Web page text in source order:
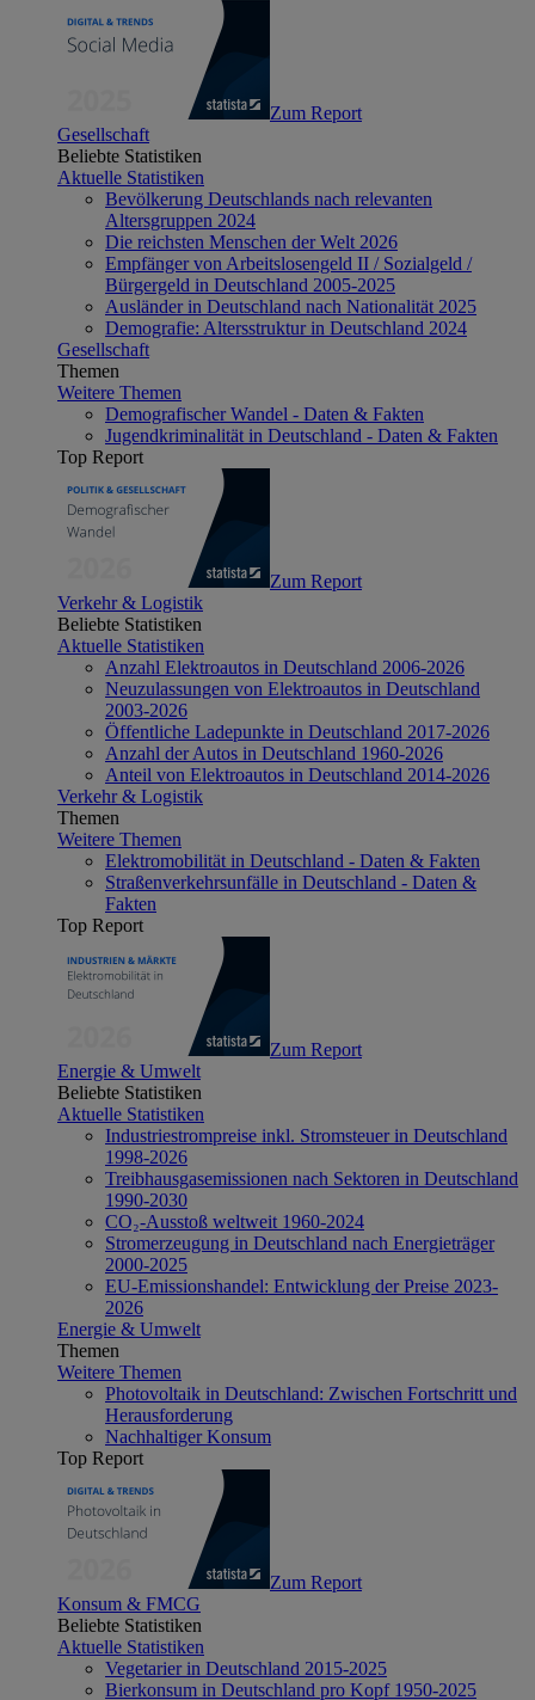
Zum Report
Gesellschaft
Beliebte Statistiken
Aktuelle Statistiken
Bevölkerung Deutschlands nach relevanten
Altersgruppen 2024
Die reichsten Menschen der Welt 2026
Empfänger von Arbeitslosengeld II / Sozialgeld /
Bürgergeld in Deutschland 2005-2025
Ausländer in Deutschland nach Nationalität 2025
Demografie: Altersstruktur in Deutschland 2024
Gesellschaft
Themen
Weitere Themen
Demografischer Wandel - Daten & Fakten
Jugendkriminalität in Deutschland - Daten & Fakten
Top Report
Zum Report
Verkehr & Logistik
Beliebte Statistiken
Aktuelle Statistiken
Anzahl Elektroautos in Deutschland 2006-2026
Neuzulassungen von Elektroautos in Deutschland
2003-2026
Öffentliche Ladepunkte in Deutschland 2017-2026
Anzahl der Autos in Deutschland 1960-2026
Anteil von Elektroautos in Deutschland 2014-2026
Verkehr & Logistik
Themen
Weitere Themen
Elektromobilität in Deutschland - Daten & Fakten
Straßenverkehrsunfälle in Deutschland - Daten &
Fakten
Top Report
Zum Report
Energie & Umwelt
Beliebte Statistiken
Aktuelle Statistiken
Industriestrompreise inkl. Stromsteuer in Deutschland
1998-2026
Treibhausgasemissionen nach Sektoren in Deutschland
1990-2030
CO₂-Ausstoß weltweit 1960-2024
Stromerzeugung in Deutschland nach Energieträger
2000-2025
EU-Emissionshandel: Entwicklung der Preise 2023-
2026
Energie & Umwelt
Themen
Weitere Themen
Photovoltaik in Deutschland: Zwischen Fortschritt und
Herausforderung
Nachhaltiger Konsum
Top Report
Zum Report
Konsum & FMCG
Beliebte Statistiken
Aktuelle Statistiken
Vegetarier in Deutschland 2015-2025
Bierkonsum in Deutschland pro Kopf 1950-2025